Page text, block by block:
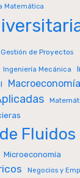
Matemática
Gestión de Proyectos
Ingeniería Mecánica
Macroeconomía
Fluidos
Microeconomía
Negocios y